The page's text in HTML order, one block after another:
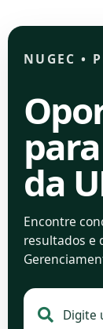
NUGEC•
da
Encontre
resultados e
Pesquisar